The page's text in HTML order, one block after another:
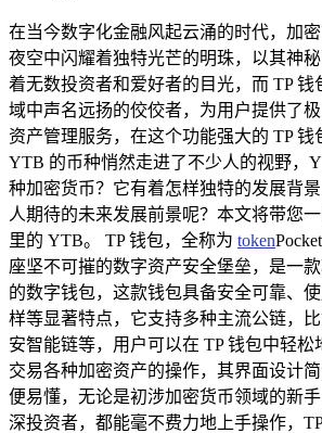
在当今数字化金融风起云涌的时代，加
夜空中闪耀着独特光芒的明珠，以其神
着无数投资者和爱好者的目光，而 TP 钱
域中声名远扬的佼佼者，为用户提供了
资产管理服务，在这个功能强大的 TP 钱
YTB 的币种悄然走进了不少人的视野，
种加密货币？它有着怎样独特的发展背
人期待的未来发展前景呢？本文将带您
里的 YTB。 TP 钱包，全称为 token
座坚不可摧的数字资产安全堡垒，是一
的数字钱包，这款钱包具备安全可靠、
样等显著特点，它支持多种主流公链，
安智能链等，用户可以在 TP 钱包中轻松
交易各种加密资产的操作，其界面设计
便易懂，无论是初涉加密货币领域的新
深投资者，都能毫不费力地上手操作，